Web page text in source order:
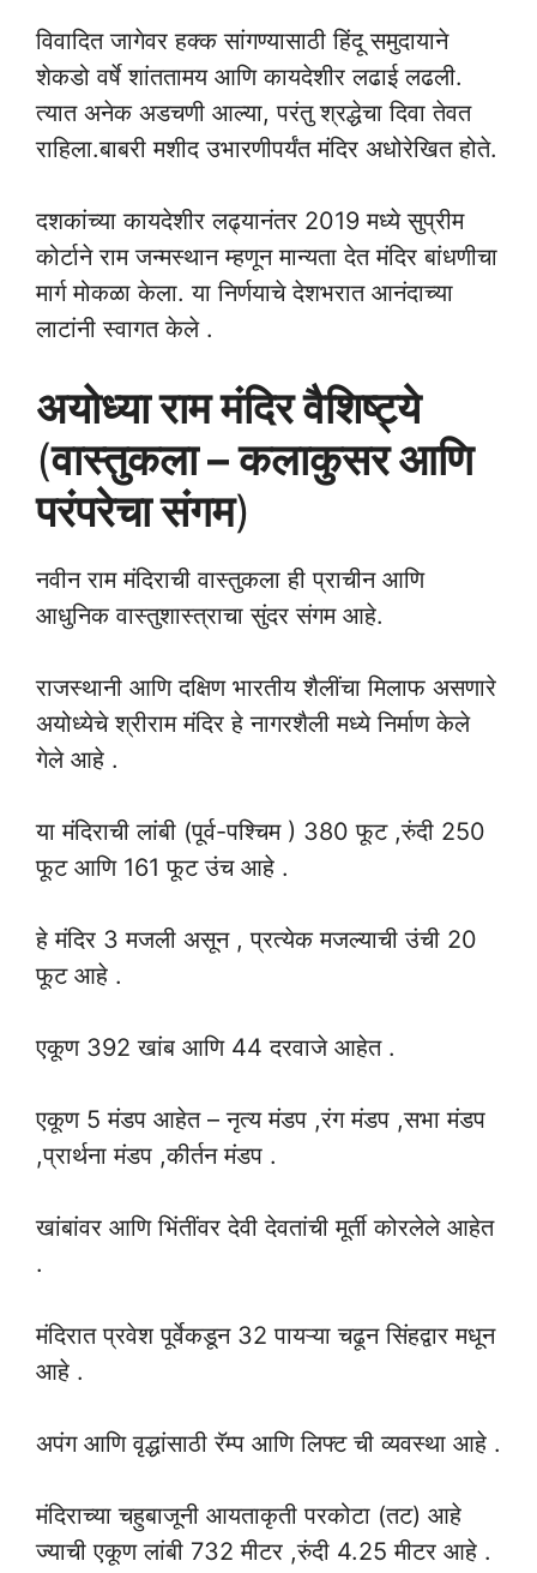
विवादित जागेवर हक्क सांगण्यासाठी हिंदू समुदायाने
शेकडो वर्षे शांततामय आणि कायदेशीर लढाई लढली.
त्यात अनेक अडचणी आल्या, परंतु श्रद्धेचा दिवा तेवत
राहिला.बाबरी मशीद उभारणीपर्यंत मंदिर अधोरेखित होते.
दशकांच्या कायदेशीर लढ्यानंतर 2019 मध्ये सुप्रीम
कोर्टाने राम जन्मस्थान म्हणून मान्यता देत मंदिर बांधणीचा
मार्ग मोकळा केला. या निर्णयाचे देशभरात आनंदाच्या
लाटांनी स्वागत केले .
अयोध्या राम मंदिर वैशिष्ट्ये
(वास्तुकला – कलाकुसर आणि
परंपरेचा संगम)
नवीन राम मंदिराची वास्तुकला ही प्राचीन आणि
आधुनिक वास्तुशास्त्राचा सुंदर संगम आहे.
राजस्थानी आणि दक्षिण भारतीय शैलींचा मिलाफ असणारे
अयोध्येचे श्रीराम मंदिर हे नागरशैली मध्ये निर्माण केले
गेले आहे .
या मंदिराची लांबी (पूर्व-पश्चिम ) 380 फूट ,रुंदी 250
फूट आणि 161 फूट उंच आहे .
हे मंदिर 3 मजली असून , प्रत्येक मजल्याची उंची 20
फूट आहे .
एकूण 392 खांब आणि 44 दरवाजे आहेत .
एकूण 5 मंडप आहेत – नृत्य मंडप ,रंग मंडप ,सभा मंडप
,प्रार्थना मंडप ,कीर्तन मंडप .
खांबांवर आणि भिंतींवर देवी देवतांची मूर्ती कोरलेले आहेत
.
मंदिरात प्रवेश पूर्वेकडून 32 पायऱ्या चढून सिंहद्वार मधून
आहे .
अपंग आणि वृद्धांसाठी रॅम्प आणि लिफ्ट ची व्यवस्था आहे .
मंदिराच्या चहुबाजूनी आयताकृती परकोटा (तट) आहे
ज्याची एकूण लांबी 732 मीटर ,रुंदी 4.25 मीटर आहे .